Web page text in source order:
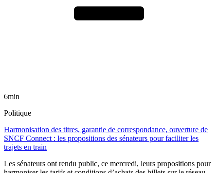
6min
Politique
Harmonisation des titres, garantie de correspondance, ouverture de
SNCF Connect : les propositions des sénateurs pour faciliter les
trajets en train
Les sénateurs ont rendu public, ce mercredi, leurs propositions pour